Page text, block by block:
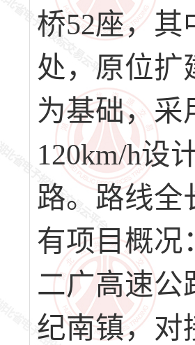
桥52座，其
处，原位扩
为基础，采
120km/h设
路。路线全
有项目概况
二广高速公
纪南镇，对